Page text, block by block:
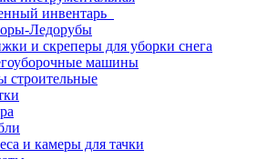
инвентарь
Ледорубы
и скреперы для уборки снега
машины
строительные
и камеры для тачки